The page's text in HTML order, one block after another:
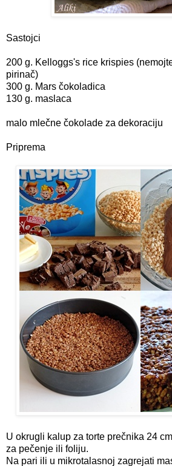
Sastojci
200 g. Kelloggs's rice krispies
pirinač)
300 g. Mars čokoladica
130 g. maslaca
malo mlečne čokolade za dekoraciju
Priprema
U okrugli kalup za torte prečnika 24
za pečenje ili foliju.
Na pari ili u mikrotalasnoj zagrejati